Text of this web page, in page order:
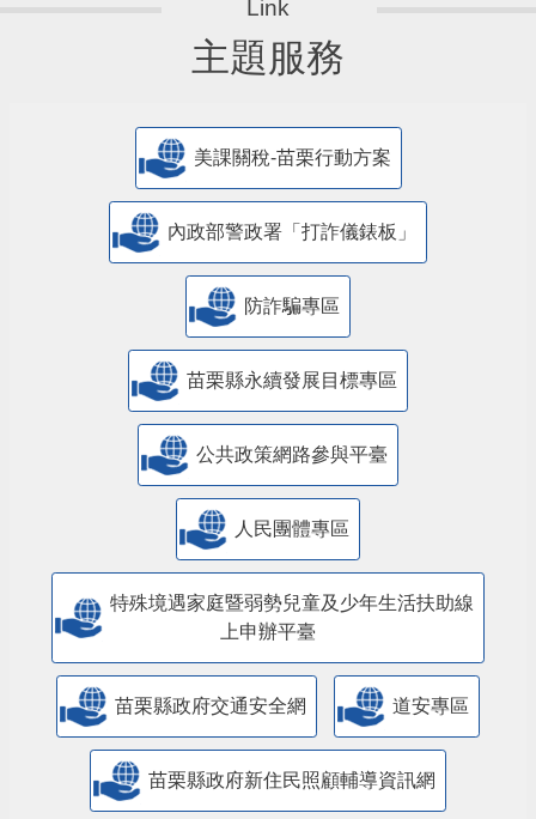
主題服務
美課關稅-苗栗行動方案
內政部警政署「打詐儀錶板」
防詐騙專區
苗栗縣永續發展目標專區
公共政策網路參與平臺
人民團體專區
特殊境遇家庭暨弱勢兒童及少年生活扶助線
上申辦平臺
苗栗縣政府交通安全網 道安專區
苗栗縣政府新住民照顧輔導資訊網